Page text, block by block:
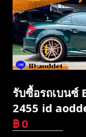
รับซื้อรถเบนซ์
2455 id
฿ 0